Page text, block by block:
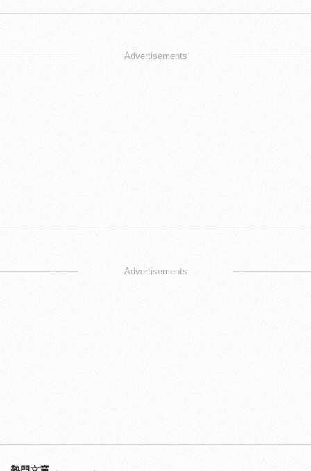
Advertisements
Advertisements